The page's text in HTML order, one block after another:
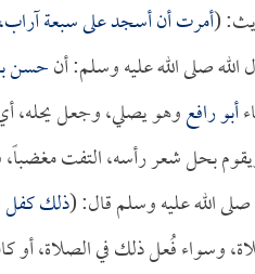
(أمرت أن أسجد على سبعة
صلى الله عليه وسلم: أنحسن
أبو رافعوهو يصلي، وجعل يحله،
بحل شعر رأسه، التفت
الله عليه وسلم قال: (ذلك كفل
وسواء فُعل ذلك في الصلاة، أو